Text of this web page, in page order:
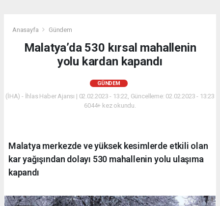
Anasayfa Gündem
Malatya’da 530 kırsal mahallenin
yolu kardan kapandı
GÜNDEM
(İHA) - İhlas Haber Ajansı | 02.02.2023 - 13:22, Güncelleme: 02.02.2023 - 13:23
6044+ kez okundu.
Malatya merkezde ve yüksek kesimlerde etkili olan
kar yağışından dolayı 530 mahallenin yolu ulaşıma
kapandı